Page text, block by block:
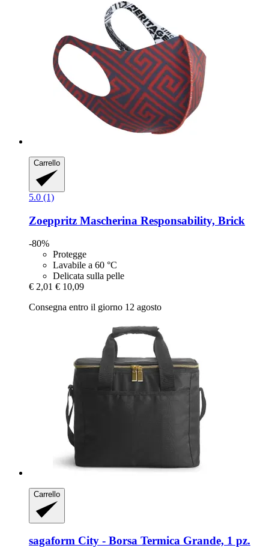
Carrello
5.0 (1)
Zoeppritz Mascherina Responsability, Brick
-80%
Protegge
Lavabile a 60 °C
Delicata sulla pelle
€ 2,01 € 10,09
Consegna entro il giorno 12 agosto
Carrello
sagaform City -​ Borsa Termica Grande, 1 pz.